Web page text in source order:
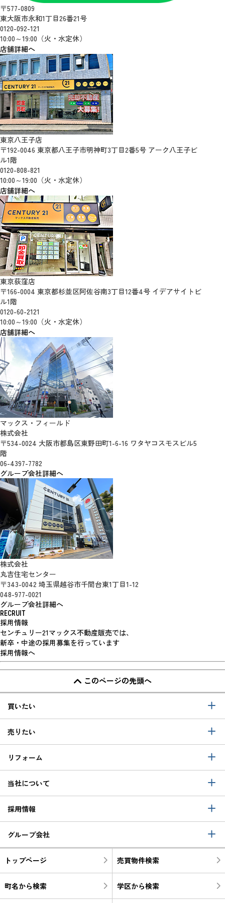
〒577-0809
東大阪市永和1丁目26番21号
0120-092-121
10:00～19:00（火・水定休）
店舗詳細へ
東京八王子店
〒192-0046 東京都八王子市明神町3丁目2番5号 アーク八王子ビ
ル1階
0120-808-821
10:00～19:00（火・水定休）
店舗詳細へ
東京荻窪店
〒166-0004 東京都杉並区阿佐谷南3丁目12番4号 イデアサイトビ
ル1階
0120-60-2121
10:00～19:00（火・水定休）
店舗詳細へ
マックス・フィールド
株式会社
〒534-0024 大阪市都島区東野田町1-6-16 ワタヤコスモスビル5
階
06-4397-7782
グループ会社詳細へ
株式会社
丸吉住宅センター
〒343-0042 埼玉県越谷市千間台東1丁目1-12
048-977-0021
グループ会社詳細へ
RECRUIT
採用情報
センチュリー21マックス不動産販売では、
新卒・中途の採用募集を行っています
採用情報へ
このページの先頭へ
買いたい
売りたい
リフォーム
当社について
採用情報
グループ会社
トップページ 売買物件検索
町名から検索 学区から検索